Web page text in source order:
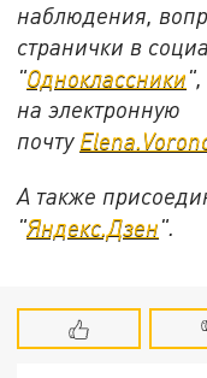
наблюдения,
странички в
"Одноклассники
на электронную
почту
А также
"Яндекс.Дзен".